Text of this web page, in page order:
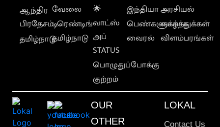
ஆந்திர
பிரதேசம்
தமிழ்நாடு
வேலை
டிரெண்டிங்
தமிழ்நாடு
🌟
வாட்ஸ்
அப்
STATUS
பொழுதுப்போக்கு
குற்றம்
இந்தியா
பெண்களுக்காக
வைரல்
அரசியல்
வாழ்த்துக்கள்
விளம்பரங்கள்
OUR
OTHER
LOKAL
Contact Us